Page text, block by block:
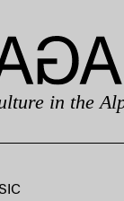
in the